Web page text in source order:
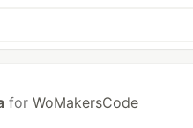
for WoMakersCode